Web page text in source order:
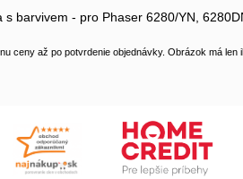
barvivem - pro Phaser 6280/YN,
ceny až po potvrdenie objednávky. Obrázok má len